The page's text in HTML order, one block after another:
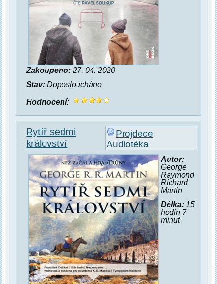
Zakoupeno: 27. 04. 2020
Stav: Doposloucháno
Hodnocení:
Projdece
Audiotéka
Rytíř sedmi
království
Autor:
George
Raymond
Richard
Martin
Délka:15
hodin 7
minut